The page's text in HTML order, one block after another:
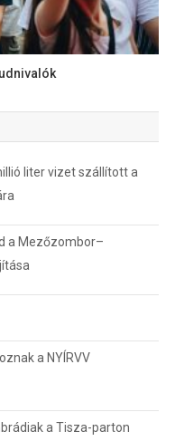
liter vizet szállított a
a Mezőzombor–
a NYÍRVV
a Tisza-parton